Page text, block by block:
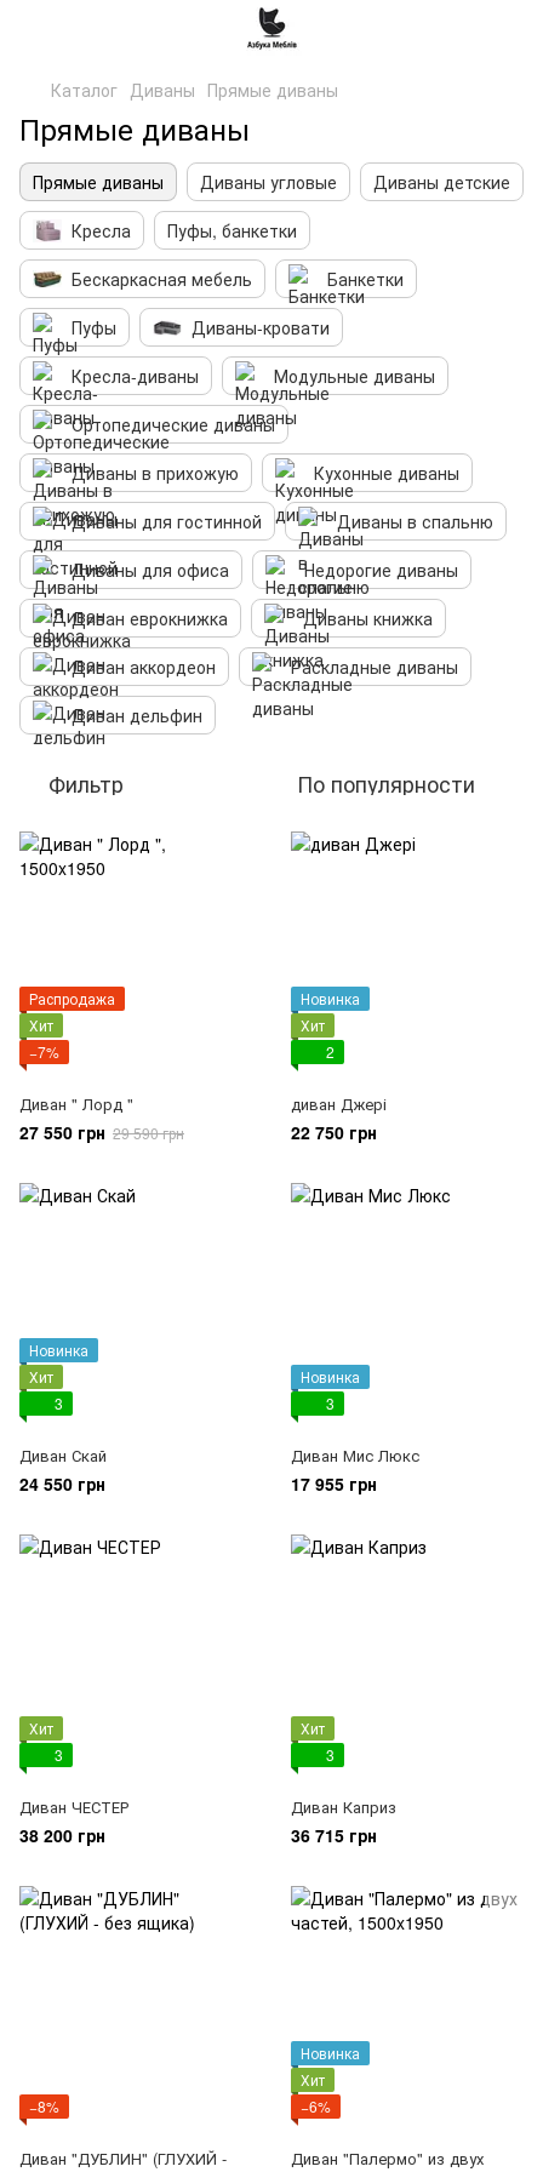
Каталог Диваны Прямые диваны
Прямые диваны
Прямые диваны Диваны угловые
Диваны детские
Кресла
Пуфы, банкетки
Бескаркасная мебель
Банкетки
Пуфы
Диваны-кровати
Кресла-диваны
Модульные диваны
Ортопедические диваны
Диваны в прихожую
Кухонные диваны
Диваны для гостинной
Диваны в спальню
Диваны для офиса
Недорогие диваны
Диван еврокнижка
Диваны книжка
Диван аккордеон
Раскладные диваны
Диван дельфин
Фильтр По популярности
Распродажа
Хит
−7%
Диван " Лорд "
27 550 грн 29 590 грн
Новинка
Хит
2
диван Джері
22 750 грн
Новинка
Хит
3
Диван Скай
24 550 грн
Новинка
3
Диван Мис Люкс
17 955 грн
Хит
3
Диван ЧЕСТЕР
38 200 грн
Хит
3
Диван Каприз
36 715 грн
−8%
Диван "ДУБЛИН" (ГЛУХИЙ -
Новинка
Хит
−6%
Диван "Палермо" из двух